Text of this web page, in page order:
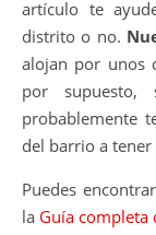
artículo te
distrito o no.
alojan por unos
por
probablemente
del barrio a tener
Puedes
la Guía completa